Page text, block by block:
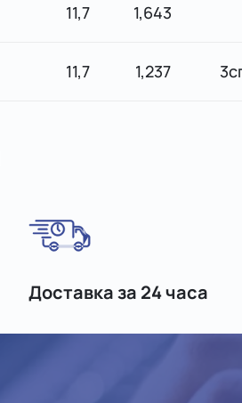
11,7 1,643
11,7 1,237
Доставка за 24 часа